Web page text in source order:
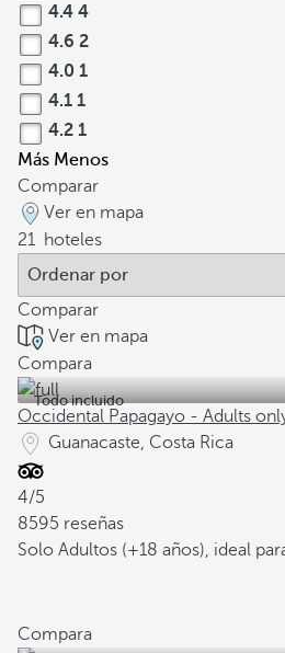
4.4 4
4.6 2
4.0 1
4.1 1
4.2 1
Más Menos
Comparar
Ver en mapa
21 hoteles
Comparar
Ver en mapa
Compara
Todo incluido
Occidental Papagayo - Adults
Guanacaste, Costa Rica
4/5
8595 reseñas
Solo Adultos (+18 años), ideal
Compara